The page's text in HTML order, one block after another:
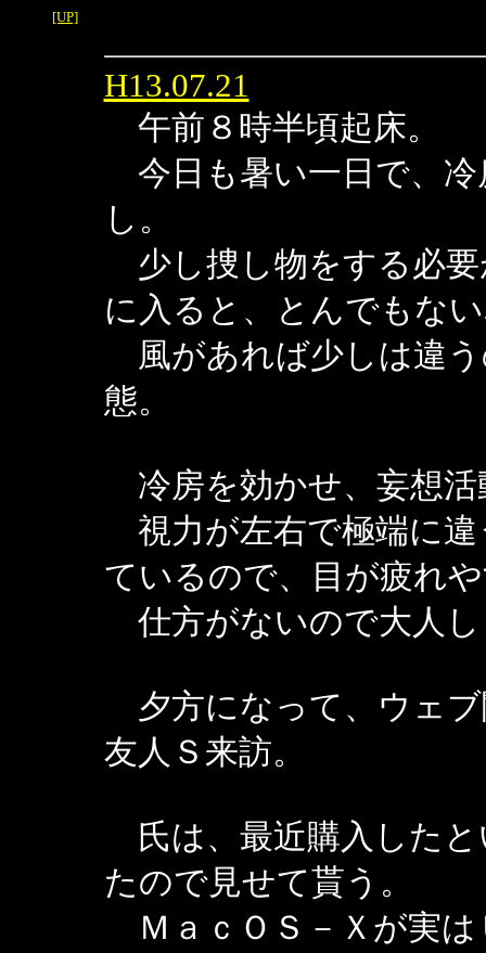
[UP]
H13.07.21
午前８時半頃起床。
今日も暑い一日で、冷
し。
少し捜し物をする必
に入ると、とんでもな
風があれば少しは違
態。
冷房を効かせ、妄想活
視力が左右で極端に違
ているので、目が疲れ
仕方がないので大人
夕方になって、ウェ
友人Ｓ来訪。
氏は、最近購入したと
たので見せて貰う。
ＭａｃＯＳ－Ｘが実は